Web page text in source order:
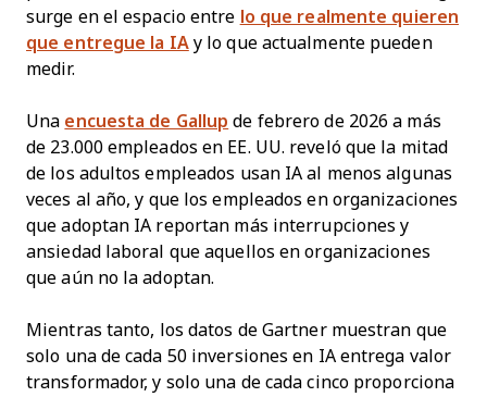
surge en el espacio entre lo que realmente quieren
que entregue la IAy lo que actualmente pueden
medir.
Una encuesta de Gallup de febrero de 2026 a más
de 23.000 empleados en EE. UU. reveló que la mitad
de los adultos empleados usan IA al menos algunas
veces al año, y que los empleados en organizaciones
que adoptan IA reportan más interrupciones y
ansiedad laboral que aquellos en organizaciones
que aún no la adoptan.
Mientras tanto, los datos de Gartner muestran que
solo una de cada 50 inversiones en IA entrega valor
transformador, y solo una de cada cinco proporciona